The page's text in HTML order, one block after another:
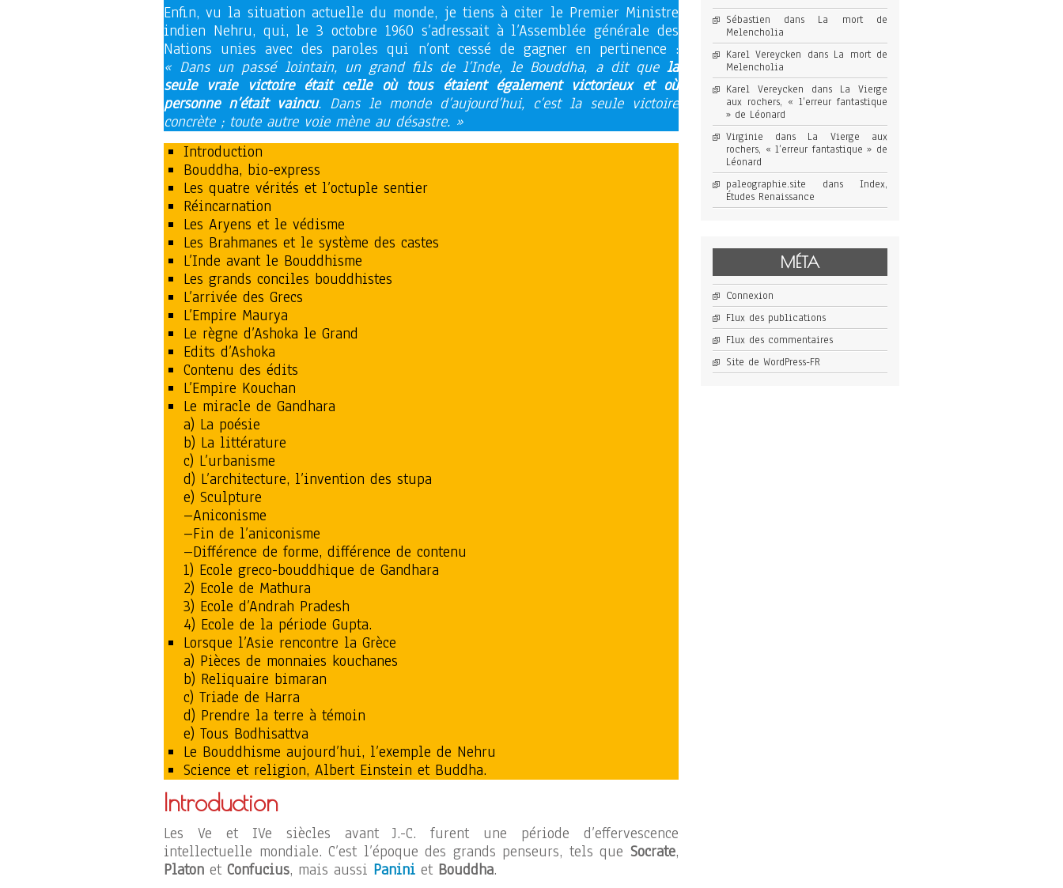
Enfin, vu la situation actuelle du monde, je tiens à citer le Premier Ministre
indien Nehru, qui, le 3 octobre 1960 s’adressait à l’Assemblée générale des
Nations unies avec des paroles qui n’ont cessé de gagner en pertinence :
« Dans un passé lointain, un grand fils de l’Inde, le Bouddha, a dit que la
seule vraie victoire était celle où tous étaient également victorieux et où
personne n’était vaincu. Dans le monde d’aujourd’hui, c’est la seule victoire
concrète ; toute autre voie mène au désastre. »
Introduction
Bouddha, bio-express
Les quatre vérités et l’octuple sentier
Réincarnation
Les Aryens et le védisme
Les Brahmanes et le système des castes
L’Inde avant le Bouddhisme
Les grands conciles bouddhistes
L’arrivée des Grecs
L’Empire Maurya
Le règne d’Ashoka le Grand
Edits d’Ashoka
Contenu des édits
L’Empire Kouchan
Le miracle de Gandhara
a) La poésie
b) La littérature
c) L’urbanisme
d) L’architecture, l’invention des stupa
e) Sculpture
–Aniconisme
–Fin de l’aniconisme
–Différence de forme, différence de contenu
1) Ecole greco-bouddhique de Gandhara
2) Ecole de Mathura
3) Ecole d’Andrah Pradesh
4) Ecole de la période Gupta.
Lorsque l’Asie rencontre la Grèce
a) Pièces de monnaies kouchanes
b) Reliquaire bimaran
c) Triade de Harra
d) Prendre la terre à témoin
e) Tous Bodhisattva
Le Bouddhisme aujourd’hui, l’exemple de Nehru
Science et religion, Albert Einstein et Buddha.
Introduction
Les Ve et IVe siècles avant J.-C. furent une période d’effervescence
intellectuelle mondiale. C’est l’époque des grands penseurs, tels que Socrate,
Platon et Confucius, mais aussi Panini et Bouddha.
Sébastien dans La mort de
Melencholia
Karel Vereycken dans La mort de
Melencholia
Karel Vereycken dans La Vierge
aux rochers, « l’erreur fantastique
» de Léonard
Virginie dans La Vierge aux
rochers, « l’erreur fantastique » de
Léonard
paleographie.site dans Index,
Études Renaissance
MÉTA
Connexion
Flux des publications
Flux des commentaires
Site de WordPress-FR